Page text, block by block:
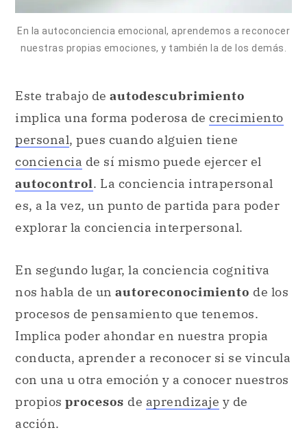
En la autoconciencia emocional, aprendemos a reconocer
nuestras propias emociones, y también la de los demás.
Este trabajo de autodescubrimiento
implica una forma poderosa de crecimiento
personal, pues cuando alguien tiene
conciencia de sí mismo puede ejercer el
autocontrol. La conciencia intrapersonal
es, a la vez, un punto de partida para poder
explorar la conciencia interpersonal.
En segundo lugar, la conciencia cognitiva
nos habla de un autoreconocimiento de los
procesos de pensamiento que tenemos.
Implica poder ahondar en nuestra propia
conducta, aprender a reconocer si se vincula
con una u otra emoción y a conocer nuestros
propios procesos de aprendizaje y de
acción.